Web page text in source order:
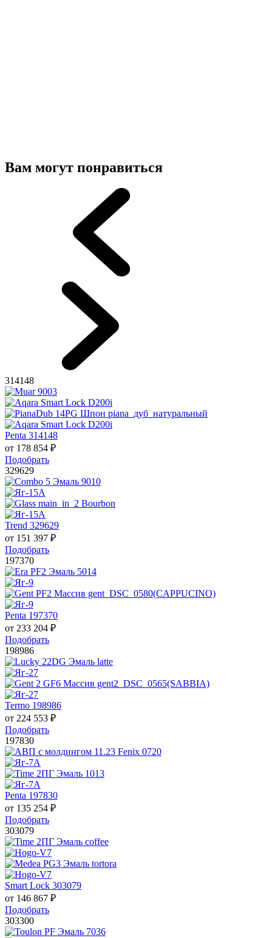
Вам могут понравиться
314148
Penta 314148
от 178 854 ₽
Подобрать
329629
Trend 329629
от 151 397 ₽
Подобрать
197370
Penta 197370
от 233 204 ₽
Подобрать
198986
Termo 198986
от 224 553 ₽
Подобрать
197830
Penta 197830
от 135 254 ₽
Подобрать
303079
Smart Lock 303079
от 146 867 ₽
Подобрать
303300